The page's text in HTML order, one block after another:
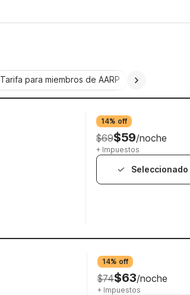
Tarifa para miembros de AARP
14% off
$69$59/noche
+ Impuestos
Seleccionado
14% off
$74$63/noche
+ Impuestos